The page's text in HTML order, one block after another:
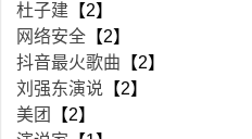
杜子建 【2】
网络安全 【2】
抖音最火歌曲 【2】
刘强东演说 【2】
美团
【2】